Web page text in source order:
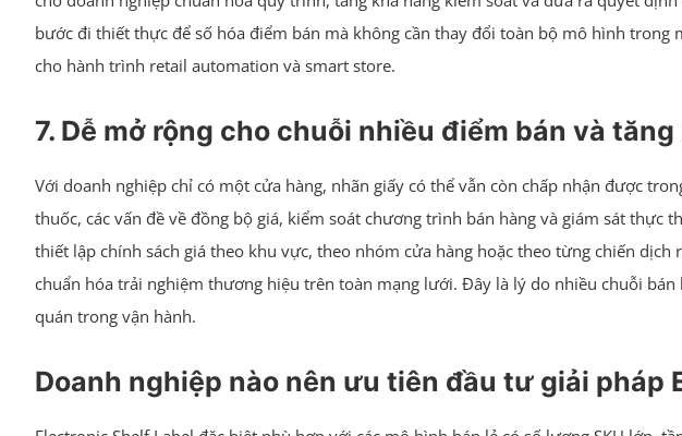
bước đi thiết thực để số hóa điểm bán mà không cần thay đổi toàn bộ mô hình
cho hành trình retail automation và smart store.
7. Dễ mở rộng cho chuỗi nhiều điểm bán và
Với doanh nghiệp chỉ có một cửa hàng, nhãn giấy có thể vẫn còn chấp nhận được
thuốc, các vấn đề về đồng bộ giá, kiểm soát chương trình bán hàng và giám sát
thiết lập chính sách giá theo khu vực, theo nhóm cửa hàng hoặc theo từng chiến
chuẩn hóa trải nghiệm thương hiệu trên toàn mạng lưới. Đây là lý do nhiều chuỗi
quán trong vận hành.
Doanh nghiệp nào nên ưu tiên đầu tư giải pháp